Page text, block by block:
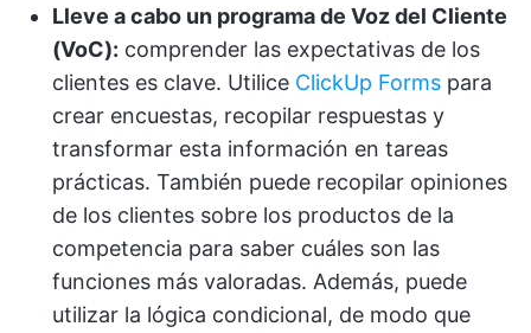
Lleve a cabo un programa de Voz del Cliente
(VoC): comprender las expectativas de los
clientes es clave. Utilice ClickUp Forms para
crear encuestas, recopilar respuestas y
transformar esta información en tareas
prácticas. También puede recopilar opiniones
de los clientes sobre los productos de la
competencia para saber cuáles son las
funciones más valoradas. Además, puede
utilizar la lógica condicional, de modo que